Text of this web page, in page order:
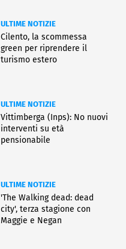
ULTIME NOTIZIE
Cilento, la scommessa
green per riprendere il
turismo estero
ULTIME NOTIZIE
Vittimberga (Inps): No nuovi
interventi su età
pensionabile
ULTIME NOTIZIE
'The Walking dead: dead
city', terza stagione con
Maggie e Negan